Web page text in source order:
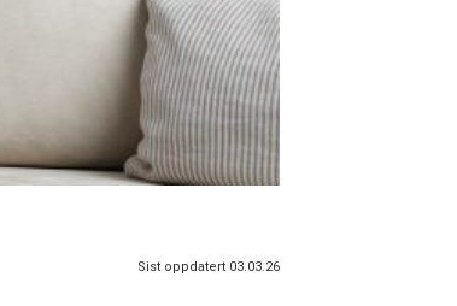
Sist oppdatert 03.03.26